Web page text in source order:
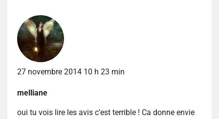
27 novembre 2014 10 h 23 min
melliane
oui tu vois lire les avis c’est terrible ! Ca donne envie